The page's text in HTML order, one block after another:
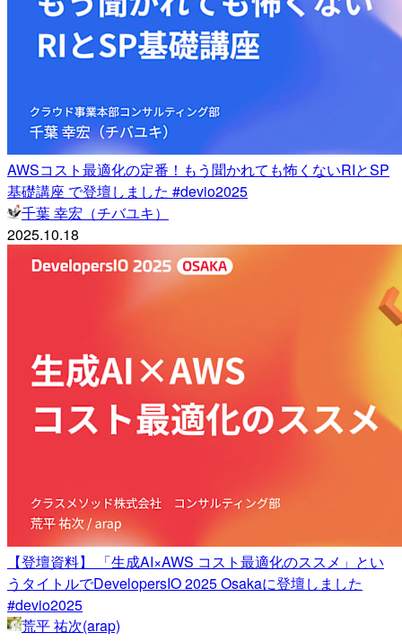
AWSコスト最適化の定番！もう聞かれても怖くないRIとSP
基礎講座 で登壇しました #devio2025
千葉 幸宏（チバユキ）
2025.10.18
【登壇資料】 「生成AI×AWS コスト最適化のススメ」とい
うタイトルでDevelopersIO 2025 Osakaに登壇しました
#devio2025
荒平 祐次(arap)